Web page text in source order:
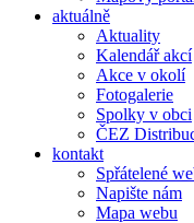
aktuálně
Aktuality
Kalendář akcí
Akce v okolí
Fotogalerie
Spolky v obci
ČEZ
kontakt
Spřátelené
Napište nám
Mapa webu